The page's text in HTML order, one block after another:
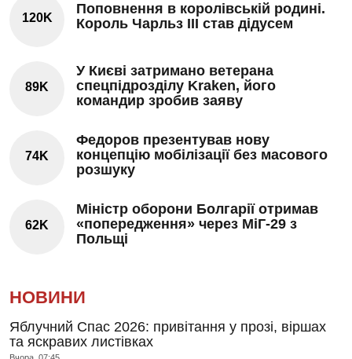
120K
Поповнення в королівській родині.
Король Чарльз III став дідусем
89K
У Києві затримано ветерана
спецпідрозділу Kraken, його
командир зробив заяву
74K
Федоров презентував нову
концепцію мобілізації без масового
розшуку
62K
Міністр оборони Болгарії отримав
«попередження» через МіГ-29 з
Польщі
НОВИНИ
Яблучний Спас 2026: привітання у прозі, віршах
та яскравих листівках